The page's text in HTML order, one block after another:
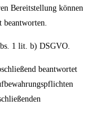
Bereitstellung können
beantworten.
1 lit. b) DSGVO.
beantwortet